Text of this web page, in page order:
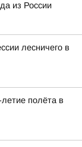
из России
лесничего в
полёта в